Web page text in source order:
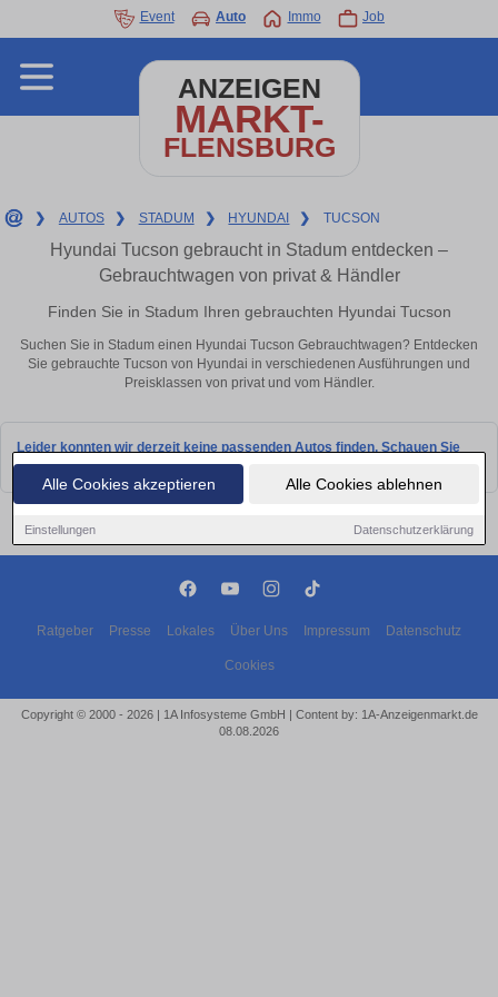
Alle Cookies akzeptieren Alle Cookies ablehnen
Einstellungen Datenschutzerklärung
Event Auto Immo Job
ANZEIGEN
MARKT-
FLENSBURG
❯ AUTOS ❯ STADUM ❯ HYUNDAI ❯ TUCSON
Hyundai Tucson gebraucht in Stadum entdecken –
Gebrauchtwagen von privat & Händler
Finden Sie in Stadum Ihren gebrauchten Hyundai Tucson
Suchen Sie in Stadum einen Hyundai Tucson Gebrauchtwagen? Entdecken
Sie gebrauchte Tucson von Hyundai in verschiedenen Ausführungen und
Preisklassen von privat und vom Händler.
Leider konnten wir derzeit keine passenden Autos finden. Schauen Sie
bald wieder vorbei!
Ratgeber Presse Lokales Über Uns Impressum Datenschutz
Cookies
Copyright © 2000 - 2026 | 1A Infosysteme GmbH | Content by: 1A-Anzeigenmarkt.de
08.08.2026